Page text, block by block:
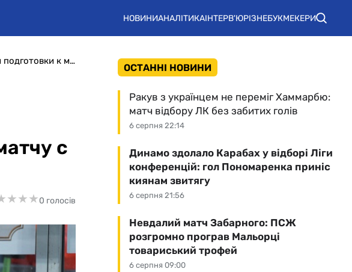
НОВИНИАНАЛІТИКАІНТЕРВ'ЮРІЗНЕБУКМЕКЕРИ
Мирча Луческу: «Эта победа дает нам положительные эмоции для подготовки к матчу с Ференцварошем»
с
★★★
★★★0 голосів
ОСТАННІ НОВИНИ
6 серпня 22:14
Ракув з українцем не переміг Хаммарбю:
матч відбору ЛК без забитих голів
6 серпня 21:56
Динамо здолало Карабах у відборі Ліги
конференцій: гол Пономаренка приніс
киянам звитягу
6 серпня 09:00
Невдалий матч Забарного: ПСЖ
розгромно програв Мальорці
товариський трофей